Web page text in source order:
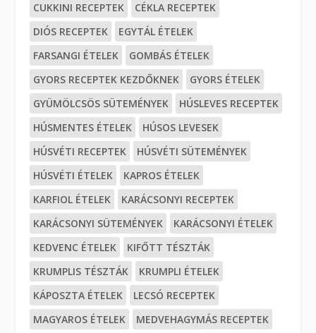
CUKKINI RECEPTEK
CÉKLA RECEPTEK
DIÓS RECEPTEK
EGYTÁL ÉTELEK
FARSANGI ÉTELEK
GOMBÁS ÉTELEK
GYORS RECEPTEK KEZDŐKNEK
GYORS ÉTELEK
GYÜMÖLCSÖS SÜTEMÉNYEK
HÚSLEVES RECEPTEK
HÚSMENTES ÉTELEK
HÚSOS LEVESEK
HÚSVÉTI RECEPTEK
HÚSVÉTI SÜTEMÉNYEK
HÚSVÉTI ÉTELEK
KAPROS ÉTELEK
KARFIOL ÉTELEK
KARÁCSONYI RECEPTEK
KARÁCSONYI SÜTEMÉNYEK
KARÁCSONYI ÉTELEK
KEDVENC ÉTELEK
KIFŐTT TÉSZTÁK
KRUMPLIS TÉSZTÁK
KRUMPLI ÉTELEK
KÁPOSZTA ÉTELEK
LECSÓ RECEPTEK
MAGYAROS ÉTELEK
MEDVEHAGYMÁS RECEPTEK